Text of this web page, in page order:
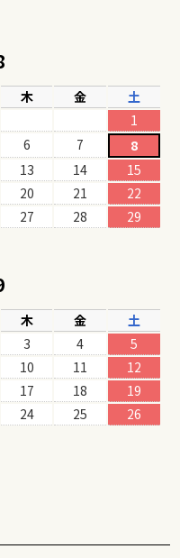
木 金
土
1
6 7
8
13 14
15
20 21
22
27 28
29
木 金
土
3 4
5
10 11
12
17 18
19
24 25
26